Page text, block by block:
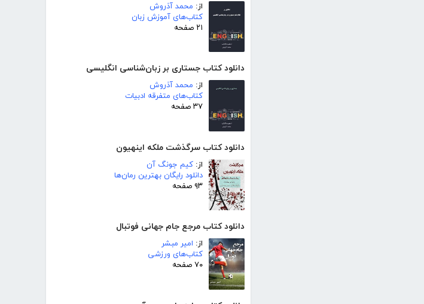
از: محمد آذروش
کتاب‌های آموزش زبان
۲۱ صفحه
دانلود کتاب جستاری بر زبان‌شناسی انگلیسی
از: محمد آذروش
کتاب‌های متفرقه ادبیات
۳۷ صفحه
دانلود کتاب سرگذشت ملکه اینهیون
از: کیم جونگ آن
دانلود رایگان بهترین رمان‌ها
۹۳ صفحه
دانلود کتاب مرجع جام جهانی فوتبال
از: امیر مبشر
کتاب‌های ورزشی
۷۰ صفحه